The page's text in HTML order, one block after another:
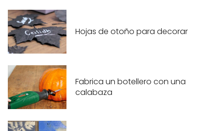
Hojas de otoño para decorar
Fabrica un botellero con una
calabaza